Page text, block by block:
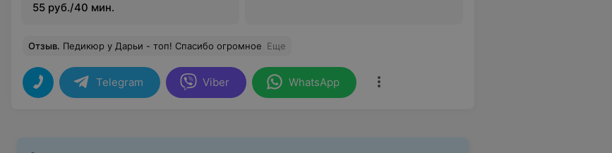
55 руб./40 мин.
Отзыв. Педикюр у Дарьи - топ! Спасибо огромное Еще
Telegram Viber WhatsApp